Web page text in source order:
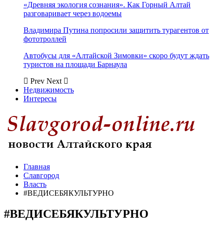
«Древняя экология сознания». Как Горный Алтай
разговаривает через водоемы
Владимира Путина попросили защитить турагентов от
фототроллей
Автобусы для «Алтайской Зимовки» скоро будут ждать
туристов на площади Барнаула
Prev Next
Недвижимость
Интересы
Главная
Славгород
Власть
#ВЕДИСЕБЯКУЛЬТУРНО
#ВЕДИСЕБЯКУЛЬТУРНО